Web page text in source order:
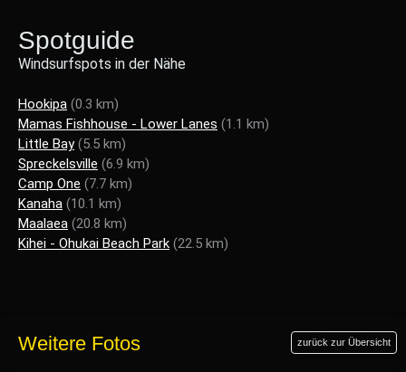
Spotguide
Windsurfspots in der Nähe
Hookipa (0.3 km)
Mamas Fishhouse - Lower Lanes (1.1 km)
Little Bay (5.5 km)
Spreckelsville (6.9 km)
Camp One (7.7 km)
Kanaha (10.1 km)
Maalaea (20.8 km)
Kihei - Ohukai Beach Park (22.5 km)
Weitere Fotos zurück zur Übersicht